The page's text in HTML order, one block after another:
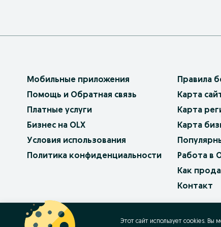
Мобильные приложения
Помощь и Обратная связь
Платные услуги
Бизнес на OLX
Условия использования
Политика конфиденциальности
Правила
Карта
Карта
Карта
Работа в
Как
Контакт
OLX.bg
Этот сайт использует cookies. Вы